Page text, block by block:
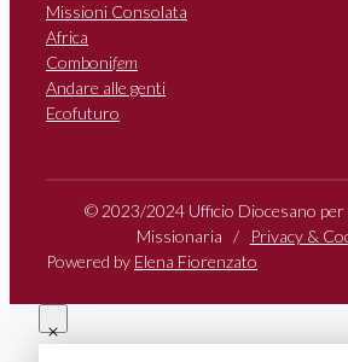
Missioni Consolata
Africa
Combonifem
Andare alle genti
Ecofuturo
© 2023/2024 Ufficio Diocesano per
Missionaria /
Privacy &
Powered by Elena Fiorenzato